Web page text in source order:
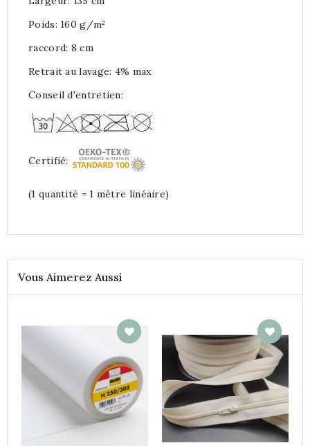
Poids: 160 g/m²
raccord: 8 cm
Retrait au lavage: 4% max
Conseil d'entretien:
Certifié:
(1 quantité = 1 mètre linéaire)
Vous Aimerez Aussi